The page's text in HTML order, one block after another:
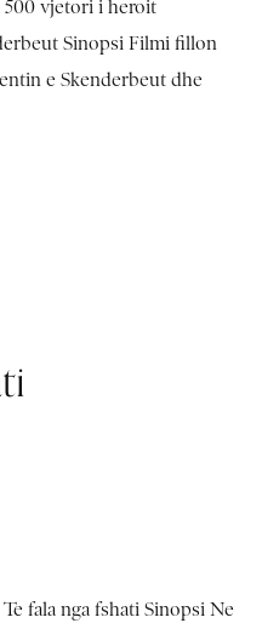
vjetori i heroit
Sinopsi Filmi fillon
e Skenderbeut dhe
fala nga fshati Sinopsi Ne